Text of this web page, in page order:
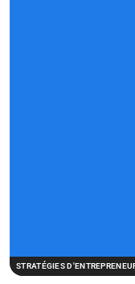
STRATÉGIES